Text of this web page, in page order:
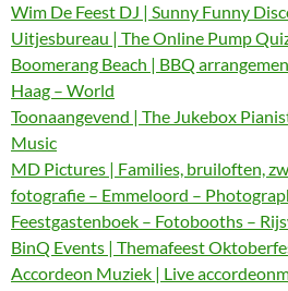
Wim De Feest DJ | Sunny Funny
Uitjesbureau | The Online Pump
Boomerang Beach | BBQ
Haag – World
Toonaangevend | The Jukebox
Music
MD Pictures | Families, bruiloften,
fotografie – Emmeloord –
Feestgastenboek – Fotobooths –
BinQ Events | Themafeest
Accordeon Muziek | Live